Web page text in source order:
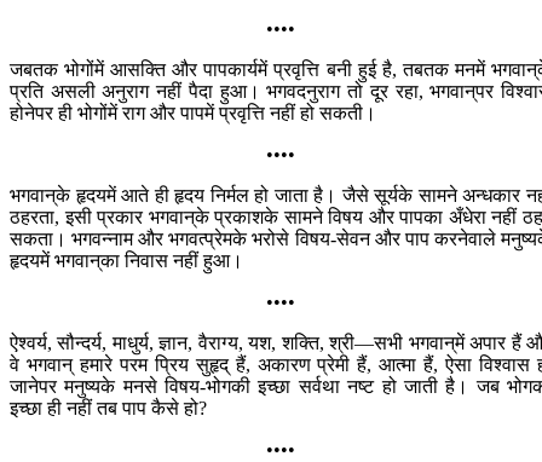
••••
जबतक भोगोंमें आसक्ति और पापकार्यमें प्रवृत्ति बनी हुई है, तबतक मनमें
प्रति असली अनुराग नहीं पैदा हुआ। भगवदनुराग तो दूर रहा, भगवान‍्पर
होनेपर ही भोगोंमें राग और पापमें प्रवृत्ति नहीं हो सकती।
••••
भगवान‍्के हृदयमें आते ही हृदय निर्मल हो जाता है। जैसे सूर्यके सामने अन्धकार
ठहरता, इसी प्रकार भगवान‍्के प्रकाशके सामने विषय और पापका अँधेरा नहीं
सकता। भगवन्नाम और भगवत्प्रेमके भरोसे विषय-सेवन और पाप करनेवाले
हृदयमें भगवान‍्का निवास नहीं हुआ।
••••
ऐश्वर्य, सौन्दर्य, माधुर्य, ज्ञान, वैराग्य, यश, शक्ति, श्री—सभी भगवान‍्में अपार हैं
वे भगवान् हमारे परम प्रिय सुहृद् हैं, अकारण प्रेमी हैं, आत्मा हैं, ऐसा विश्वास
जानेपर मनुष्यके मनसे विषय-भोगकी इच्छा सर्वथा नष्ट हो जाती है। जब
इच्छा ही नहीं तब पाप कैसे हो?
••••